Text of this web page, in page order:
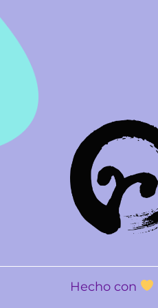
Hecho con